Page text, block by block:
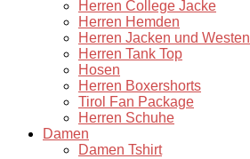
Herren College Jacke
Herren Hemden
Herren Jacken und Westen
Herren Tank Top
Hosen
Herren Boxershorts
Tirol Fan Package
Herren Schuhe
Damen
Damen Tshirt